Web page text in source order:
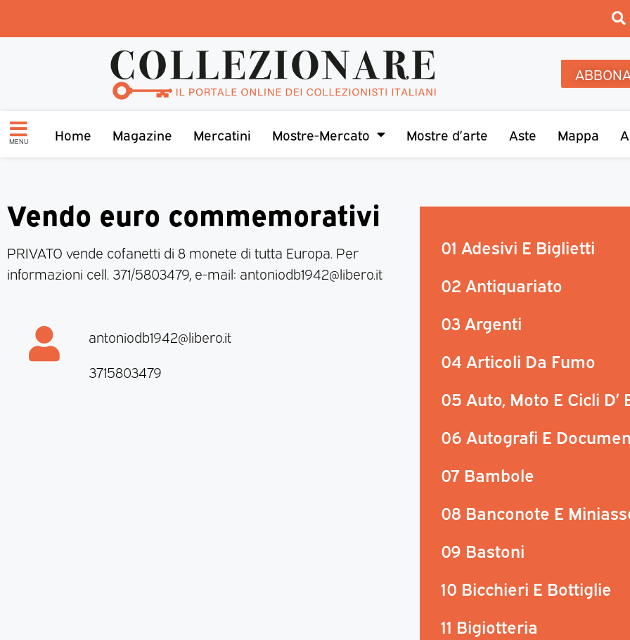
MENU Home Magazine Mercatini Mostre-Mercato Mostre d’arte Aste Mappa
Vendo euro commemorativi
PRIVATO vende cofanetti di 8 monete di tutta Europa. Per
informazioni cell. 371/5803479, e-mail: antoniodb1942@libero.it
antoniodb1942@libero.it
3715803479
01 Adesivi E Biglietti
02 Antiquariato
03 Argenti
04 Articoli Da Fumo
05 Auto, Moto E Cicli D’
06 Autografi E
07 Bambole
08 Banconote E
09 Bastoni
10 Bicchieri E Bottiglie
11 Bigiotteria